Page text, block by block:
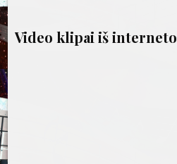
Video klipai iš interneto